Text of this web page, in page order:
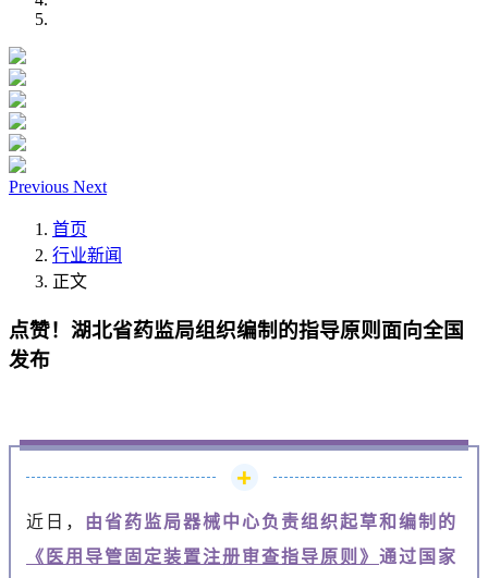
Previous Next
首页
行业新闻
正文
点赞！湖北省药监局组织编制的指导原则面向全国
发布
近日， 由省药监局器械中心负责组织起草和编制的
《医用导管固定装置注册审查指导原则》 通过国家